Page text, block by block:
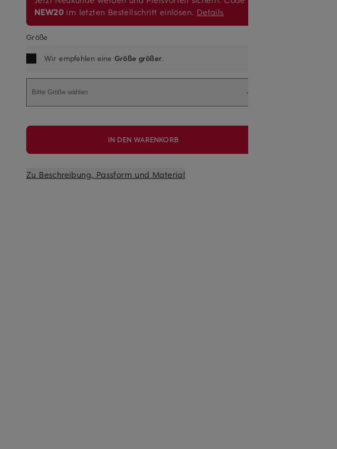
NEW20 im letzten Bestellschritt einlösen. Details
Größe
Wir empfehlen eine Größe größer.
Bitte Größe wählen
IN DEN WARENKORB
Zu Beschreibung, Passform und Material